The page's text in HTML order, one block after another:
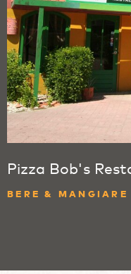
Pizza Bob's
BERE & MANGIARE